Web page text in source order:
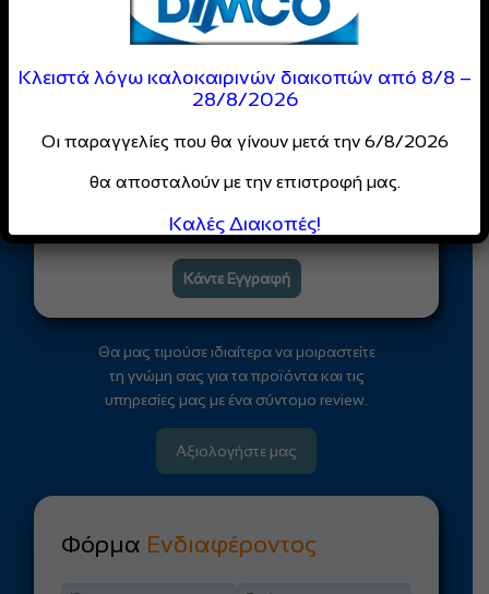
Είσαι Επαγγελματίας;
Γίνε Μέλος της
DIMCO
Απόλαυσε
για επαγγελματίες
Κάντε Εγγραφή
Θα μας τιμούσε ιδιαίτερα να μοιραστείτε
τη γνώμη σας για τα προϊόντα και τις
υπηρεσίες μας με ένα σύντομο review.
Αξιολογήστε μας
Φόρμα Ενδιαφέροντος
Κλειστά λόγω καλοκαιρινών διακοπών από 8/8 –
28/8/2026
Οι παραγγελίες που θα γίνουν μετά την 6/8/2026
θα αποσταλούν με την επιστροφή μας.
Καλές Διακοπές!